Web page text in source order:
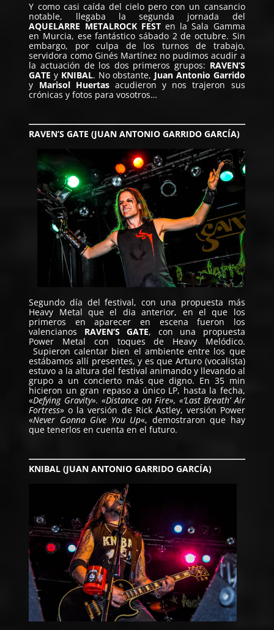
Y como casi caída del cielo pero con un cansancio
notable, llegaba la segunda jornada del
AQUELARRE METALROCK FESTen la Sala Gamma
en Murcia, ese fantástico sábado 2 de octubre. Sin
embargo, por culpa de los turnos de trabajo,
servidora como Ginés Martínez no pudimos acudir a
la actuación de los dos primeros grupos: RAVEN’S
GATE y KNIBAL. No obstante, Juan Antonio Garrido
y Marisol Huertasacudieron y nos trajeron sus
crónicas y fotos para vosotros…
RAVEN’S GATE (JUAN ANTONIO GARRIDO GARCÍA)
Segundo día del festival, con una propuesta más
Heavy Metal que el dia anterior, en el que los
primeros en aparecer en escena fueron los
valencianos RAVEN’S GATE, con una propuesta
Power Metal con toques de Heavy Melódico.
Supieron calentar bien el ambiente entre los que
estábamos allí presentes, y es que Arturo (vocalista)
estuvo a la altura del festival animando y llevando al
grupo a un concierto más que digno. En 35 min
hicieron un gran repaso a único LP, hasta la fecha,
«Defying Gravity». «Distance on Fire», «‘Last Breath’ Air
Fortress» o la versión de Rick Astley, versión Power
«Never Gonna Give You Up«, demostraron que hay
que tenerlos en cuenta en el futuro.
KNIBAL (JUAN ANTONIO GARRIDO GARCÍA)